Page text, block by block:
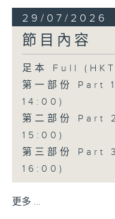
29/07/2026
節目內容
足本 Full
第一部份 Part
14:00)
第二部份 Part
15:00)
第三部份 Part
16:00)
更多 ...